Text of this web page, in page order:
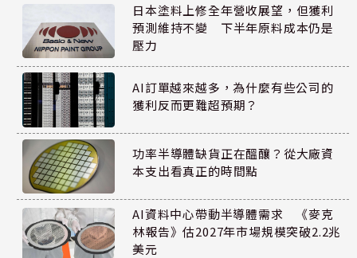
日本塗料上修全年營收展望，但獲利
預測維持不變 下半年原料成本仍是
壓力
AI訂單越來越多，為什麼有些公司的
獲利反而更難超預期？
功率半導體缺貨正在醞釀？從大廠資
本支出看真正的時間點
AI資料中心帶動半導體需求 《麥克
林報告》估2027年市場規模突破2.2兆
美元